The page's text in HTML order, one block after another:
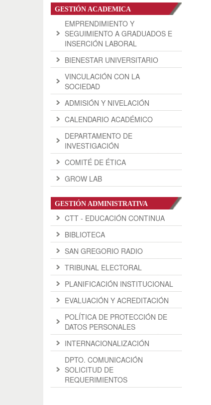
GESTIÓN ACADEMICA
EMPRENDIMIENTO Y
SEGUIMIENTO A GRADUADOS E
INSERCIÓN LABORAL
BIENESTAR UNIVERSITARIO
VINCULACIÓN CON LA
SOCIEDAD
ADMISIÓN Y NIVELACIÓN
CALENDARIO ACADÉMICO
DEPARTAMENTO DE
INVESTIGACIÓN
COMITÉ DE ÉTICA
GROW LAB
GESTIÓN ADMINISTRATIVA
CTT - EDUCACIÓN CONTINUA
BIBLIOTECA
SAN GREGORIO RADIO
TRIBUNAL ELECTORAL
PLANIFICACIÓN INSTITUCIONAL
EVALUACIÓN Y ACREDITACIÓN
POLÍTICA DE PROTECCIÓN DE
DATOS PERSONALES
INTERNACIONALIZACIÓN
DPTO. COMUNICACIÓN
SOLICITUD DE
REQUERIMIENTOS